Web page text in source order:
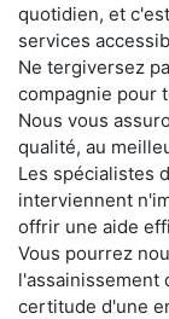
quotidien, et
services
Ne tergiversez
compagnie pour
Nous vous
qualité, au
Les spécialistes
interviennent
offrir une aide
Vous pourrez
l'assainissement
certitude d'une